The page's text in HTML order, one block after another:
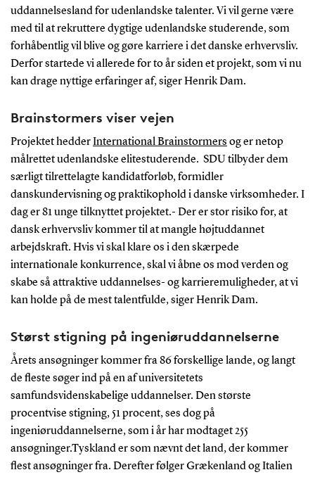
uddannelsesland for udenlandske talenter. Vi vil gerne være
med til at rekruttere dygtige udenlandske studerende, som
forhåbentlig vil blive og gøre karriere i det danske erhvervsliv.
Derfor startede vi allerede for to år siden et projekt, som vi nu
kan drage nyttige erfaringer af, siger Henrik Dam.
Brainstormers viser vejen
Projektet hedderInternational Brainstormers og er netop
målrettet udenlandske elitestuderende. SDU tilbyder dem
særligt tilrettelagte kandidatforløb, formidler
danskundervisning og praktikophold i danske virksomheder. I
dag er 81 unge tilknyttet projektet.- Der er stor risiko for, at
dansk erhvervsliv kommer til at mangle højtuddannet
arbejdskraft. Hvis vi skal klare os i den skærpede
internationale konkurrence, skal vi åbne os mod verden og
skabe så attraktive uddannelses- og karrieremuligheder, at vi
kan holde på de mest talentfulde, siger Henrik Dam.
Størst stigning på ingeniøruddannelserne
Årets ansøgninger kommer fra 86 forskellige lande, og langt
de fleste søger ind på en af universitetets
samfundsvidenskabelige uddannelser. Den største
procentvise stigning, 51 procent, ses dog på
ingeniøruddannelserne, som i år har modtaget 255
ansøgninger.Tyskland er som nævnt det land, der kommer
flest ansøgninger fra. Derefter følger Grækenland og Italien